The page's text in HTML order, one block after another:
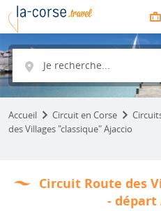
Je recherche...
Accueil Circuit en Corse
des Villages "classique" Ajaccio
Circuit Route des
- départ